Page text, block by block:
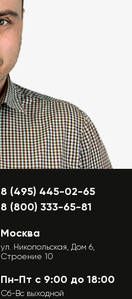
8 (495) 445-02-65
8 (800) 333-65-81
Москва
ул. Никопольская, Дом 6,
Строение 10
Пн-Пт с 9:00 до 18:00
Сб-Вс выходной